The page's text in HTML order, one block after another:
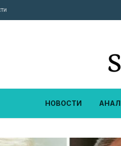
НОВОСТИ